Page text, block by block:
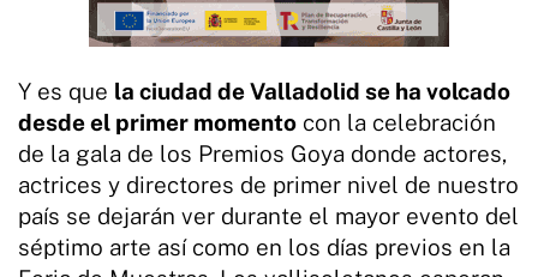
Y es que la ciudad de Valladolid se ha volcado
desde el primer momento con la celebración
de la gala de los Premios Goya donde actores,
actrices y directores de primer nivel de nuestro
país se dejarán ver durante el mayor evento del
séptimo arte así como en los días previos en la